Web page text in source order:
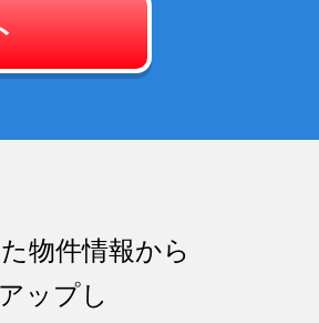
物件情報から
ップし